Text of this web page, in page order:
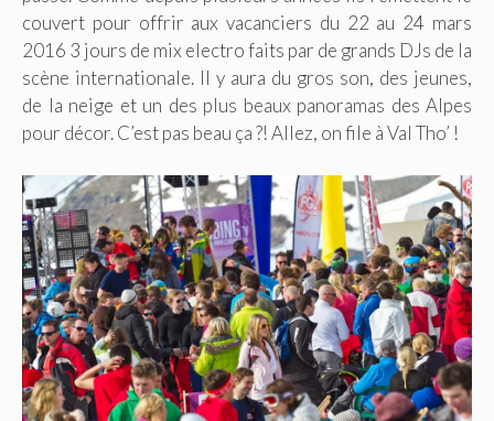
couvert pour offrir aux vacanciers du 22 au 24 mars
2016 3 jours de mix electro faits par de grands DJs de la
scène internationale. Il y aura du gros son, des jeunes,
de la neige et un des plus beaux panoramas des Alpes
pour décor. C’est pas beau ça ?! Allez, on file à Val Tho’ !